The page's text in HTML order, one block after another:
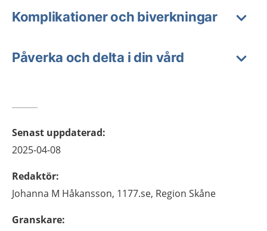
Komplikationer och biverkningar
Påverka och delta i din vård
Senast uppdaterad:
2025-04-08
Redaktör:
Johanna M Håkansson, 1177.se, Region Skåne
Granskare: